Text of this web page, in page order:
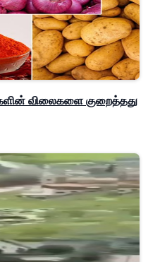
விலைகளை குறைத்தது